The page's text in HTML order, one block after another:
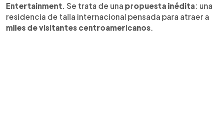
Entertainment. Se trata de una propuesta inédita: una
residencia de talla internacional pensada para atraer a
miles de visitantes centroamericanos.